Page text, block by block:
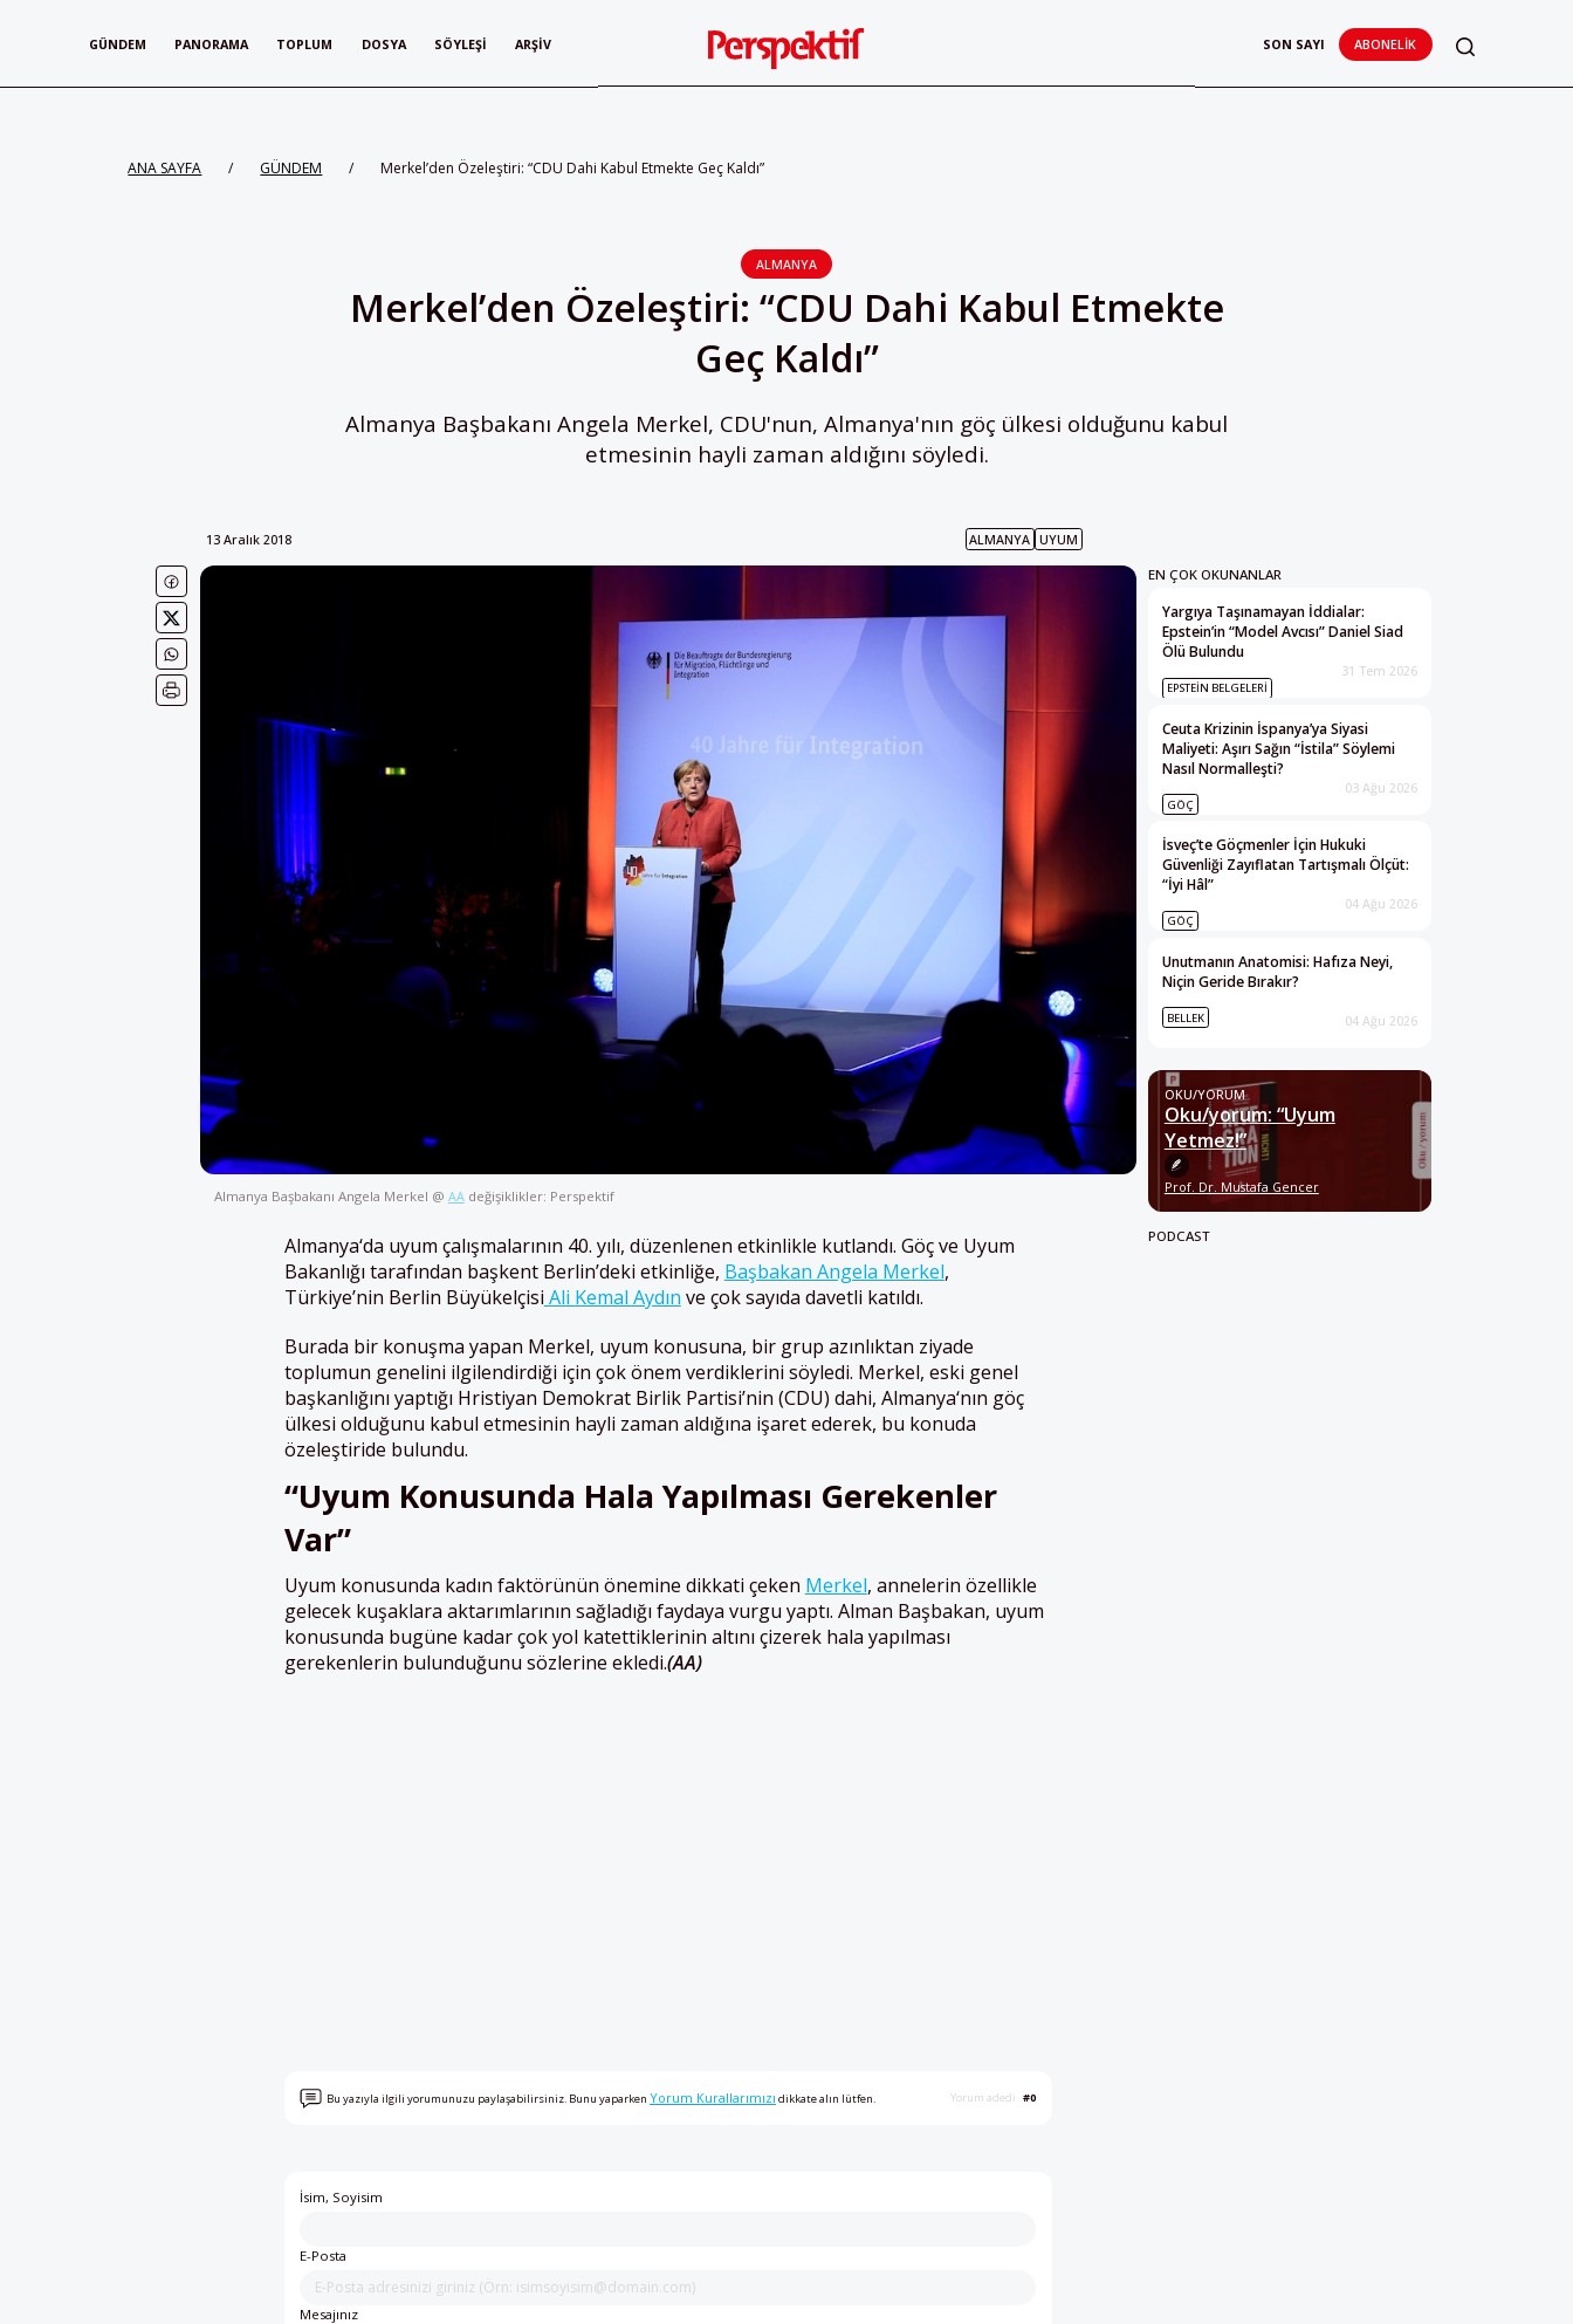
GÜNDEM PANORAMA TOPLUM DOSYA SÖYLEŞI ARŞIV SON SAYI ABONELIK
ANA SAYFA / GÜNDEM / Merkel’den Özeleştiri: “CDU Dahi Kabul Etmekte Geç Kaldı”
ALMANYA
Merkel’den Özeleştiri: “CDU Dahi Kabul Etmekte
Geç Kaldı”
Almanya Başbakanı Angela Merkel, CDU'nun, Almanya'nın göç ülkesi olduğunu kabul
etmesinin hayli zaman aldığını söyledi.
13 Aralık 2018 ALMANYA UYUM
Almanya Başbakanı Angela Merkel @ AAdeğişiklikler: Perspektif
Almanya‘da uyum çalışmalarının 40. yılı, düzenlenen etkinlikle kutlandı. Göç ve Uyum
Bakanlığı tarafından başkent Berlin’deki etkinliğe, Başbakan Angela Merkel,
Türkiye’nin Berlin BüyükelçisiAli Kemal Aydın ve çok sayıda davetli katıldı.
Burada bir konuşma yapan Merkel, uyum konusuna, bir grup azınlıktan ziyade
toplumun genelini ilgilendirdiği için çok önem verdiklerini söyledi. Merkel, eski genel
başkanlığını yaptığı Hristiyan Demokrat Birlik Partisi’nin (CDU) dahi, Almanya‘nın göç
ülkesi olduğunu kabul etmesinin hayli zaman aldığına işaret ederek, bu konuda
özeleştiride bulundu.
“Uyum Konusunda Hala Yapılması Gerekenler
Var”
Uyum konusunda kadın faktörünün önemine dikkati çeken Merkel, annelerin özellikle
gelecek kuşaklara aktarımlarının sağladığı faydaya vurgu yaptı. Alman Başbakan, uyum
konusunda bugüne kadar çok yol katettiklerinin altını çizerek hala yapılması
gerekenlerin bulunduğunu sözlerine ekledi.(AA)
Bu yazıyla ilgili yorumunuzu paylaşabilirsiniz. Bunu yaparkenYorum Kurallarımızı dikkate alın lütfen. Yorum adedi #0
İsim, Soyisim
E-Posta
Mesajınız
EN ÇOK OKUNANLAR
Yargıya Taşınamayan İddialar:
Epstein’in “Model Avcısı” Daniel Siad
Ölü Bulundu
EPSTEIN BELGELERI
31 Tem 2026
Ceuta Krizinin İspanya’ya Siyasi
Maliyeti: Aşırı Sağın “İstila” Söylemi
Nasıl Normalleşti?
GÖÇ
03 Ağu 2026
İsveç’te Göçmenler İçin Hukuki
Güvenliği Zayıflatan Tartışmalı Ölçüt:
“İyi Hâl”
GÖÇ
04 Ağu 2026
Unutmanın Anatomisi: Hafıza Neyi,
Niçin Geride Bırakır?
BELLEK 04 Ağu 2026
OKU/YORUM
Oku/yorum: “Uyum
Yetmez!”
Prof. Dr. Mustafa Gencer
PODCAST